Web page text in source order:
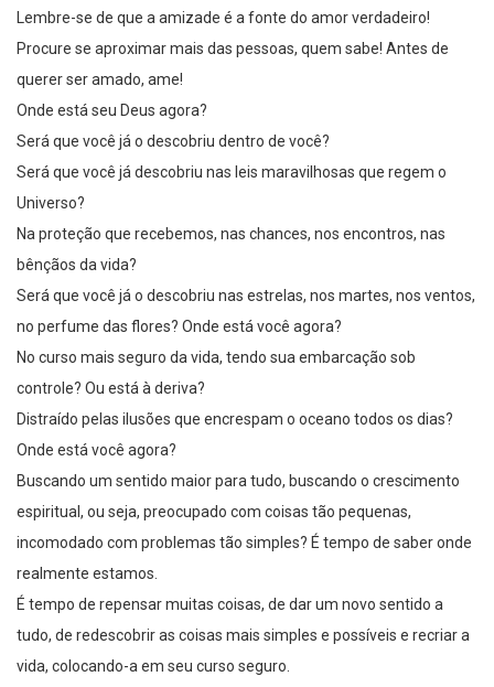
Lembre-se de que a amizade é a fonte do amor verdadeiro!
Procure se aproximar mais das pessoas, quem sabe! Antes de
querer ser amado, ame!
Onde está seu Deus agora?
Será que você já o descobriu dentro de você?
Será que você já descobriu nas leis maravilhosas que regem o
Universo?
Na proteção que recebemos, nas chances, nos encontros, nas
bênçãos da vida?
Será que você já o descobriu nas estrelas, nos martes, nos ventos,
no perfume das flores? Onde está você agora?
No curso mais seguro da vida, tendo sua embarcação sob
controle? Ou está à deriva?
Distraído pelas ilusões que encrespam o oceano todos os dias?
Onde está você agora?
Buscando um sentido maior para tudo, buscando o crescimento
espiritual, ou seja, preocupado com coisas tão pequenas,
incomodado com problemas tão simples? É tempo de saber onde
realmente estamos.
É tempo de repensar muitas coisas, de dar um novo sentido a
tudo, de redescobrir as coisas mais simples e possíveis e recriar a
vida, colocando-a em seu curso seguro.